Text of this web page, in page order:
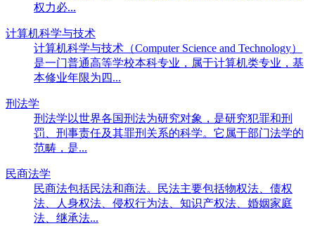
权力必...
计算机科学与技术
计算机科学与技术（Computer Science and Technology）
是一门普通高等学校本科专业，属于计算机类专业，基
本修业年限为四...
刑法学
刑法学以世界各国刑法为研究对象，是研究犯罪和刑
罚、刑事责任及其罪刑关系的科学。它属于部门法学的
范畴，是...
民商法学
民商法包括民法和商法。民法主要包括物权法、债权
法、人身权法、侵权行为法、知识产权法、婚姻家庭
法、继承法...